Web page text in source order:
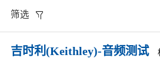
筛选
吉时利(Keithley)-音频测试